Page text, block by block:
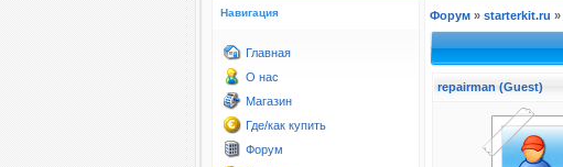
Навигация
Главная
О нас
Магазин
Где/как купить
Форум
Форум » starterkit.ru »
repairman (Guest)